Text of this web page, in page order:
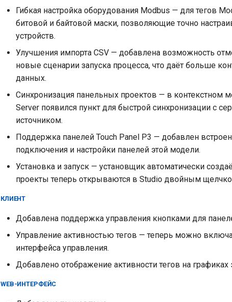
Гибкая настройка оборудования Modbus — для тегов
битовой и байтовой маски, позволяющие точно
устройств.
Улучшения импорта CSV — добавлена возможность
новые сценарии запуска процесса, что даёт больше
данных.
Синхронизация панельных проектов — в контекстном
Server появился пункт для быстрой синхронизации с
источником.
Поддержка панелей Touch Panel P3 — добавлен
подключения и настройки панелей этой модели.
Установка и запуск — установщик автоматически
проекты теперь открываются в Studio двойным
КЛИЕНТ
Добавлена поддержка управления кнопками для
Управление активностью тегов — теперь можно
интерфейса управления.
Добавлено отображение активности тегов на графиках
WEB-ИНТЕРФЕЙС